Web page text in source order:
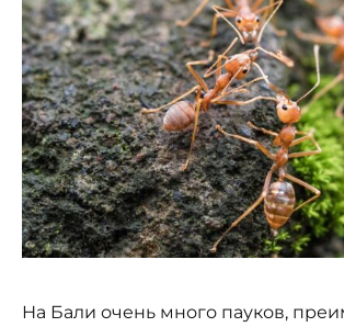
На Бали очень много пауков,